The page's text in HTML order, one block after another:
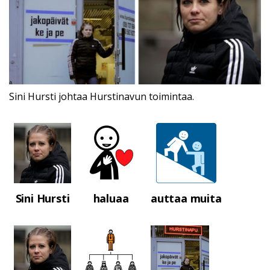
Sini Hursti haluaa auttaa muita
Sini Hursti johtaa Hurstinavun toimintaa.